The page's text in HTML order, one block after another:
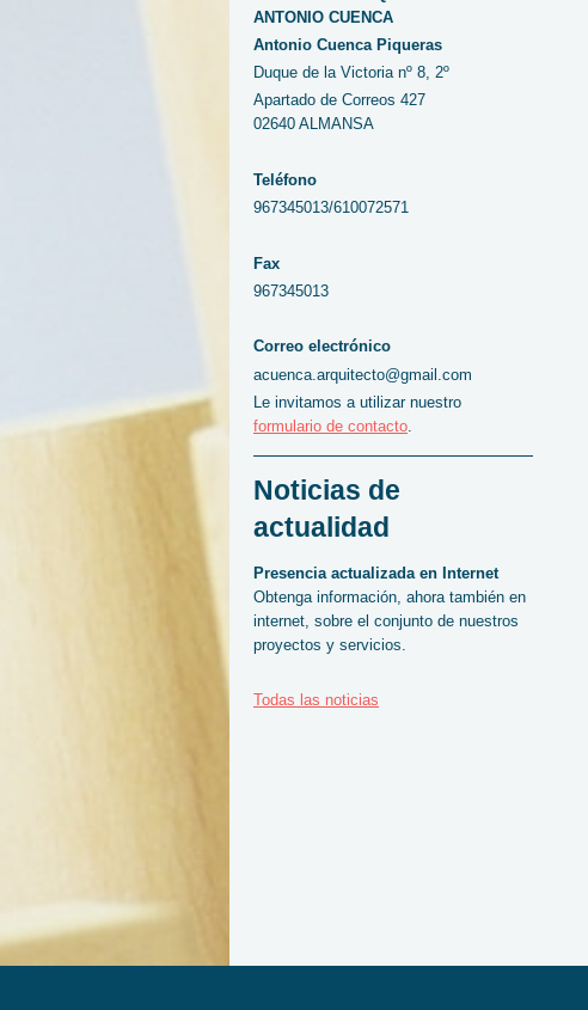
ANTONIO CUENCA
Antonio Cuenca Piqueras
Duque de la Victoria nº 8, 2º
Apartado de Correos 427
02640 ALMANSA
Teléfono
967345013/610072571
Fax
967345013
Correo electrónico
acuenca.arquitecto@gmail.com
Le invitamos a utilizar nuestro
formulario de contacto
Noticias de
actualidad
Presencia actualizada en Internet
Obtenga información, ahora también en
internet, sobre el conjunto de nuestros
proyectos y servicios.
Todas las noticias